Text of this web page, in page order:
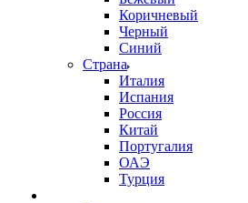
Коричневый
Черный
Синий
Страна
Италия
Испания
Россия
Китай
Португалия
ОАЭ
Турция